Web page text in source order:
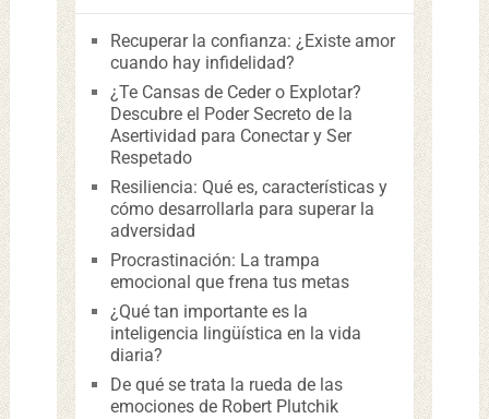
Recuperar la confianza: ¿Existe amor
cuando hay infidelidad?
¿Te Cansas de Ceder o Explotar?
Descubre el Poder Secreto de la
Asertividad para Conectar y Ser
Respetado
Resiliencia: Qué es, características y
cómo desarrollarla para superar la
adversidad
Procrastinación: La trampa
emocional que frena tus metas
¿Qué tan importante es la
inteligencia lingüística en la vida
diaria?
De qué se trata la rueda de las
emociones de Robert Plutchik